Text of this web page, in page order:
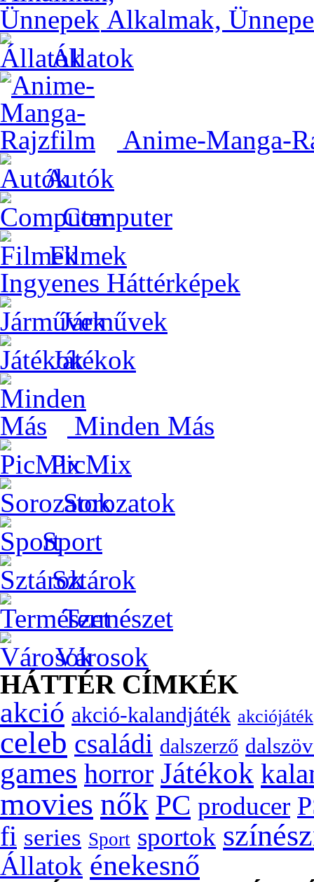
Alkalmak,
Állatok
Anime-Manga-
Autók
Computer
Filmek
Ingyenes Háttérképek
Járművek
Játékok
Minden Más
PicMix
Sorozatok
Sport
Sztárok
Természet
Városok
HÁTTÉR CÍMKÉK
akció akció-kalandjáték akciójáték
celeb családi dalszerző
games horror Játékok
movies nők PC producer
fi series Sport sportok
Állatok énekesnő